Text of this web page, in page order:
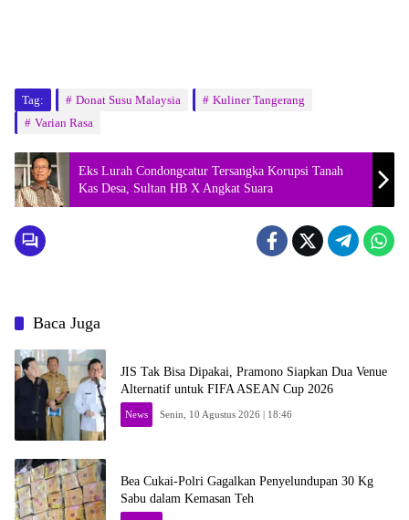
Tag: Donat Susu Malaysia
Kuliner Tangerang
Varian Rasa
Eks Lurah Condongcatur Tersangka Korupsi Tanah
Kas Desa, Sultan HB X Angkat Suara
Baca Juga
JIS Tak Bisa Dipakai, Pramono Siapkan Dua Venue
Alternatif untuk FIFA ASEAN Cup 2026
News Senin, 10 Agustus 2026 | 18:46
Bea Cukai-Polri Gagalkan Penyelundupan 30 Kg
Sabu dalam Kemasan Teh